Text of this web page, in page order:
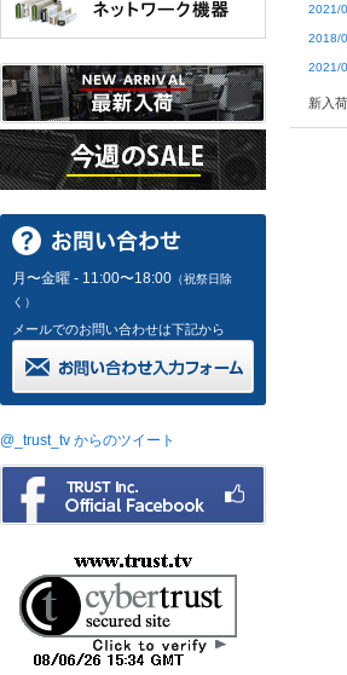
2021/
2018/
2021/
新入
月〜金曜 - 11:00〜18:00 （祝祭日除
く）
メールでのお問い合わせは下記から
@_trust_tv からのツイート